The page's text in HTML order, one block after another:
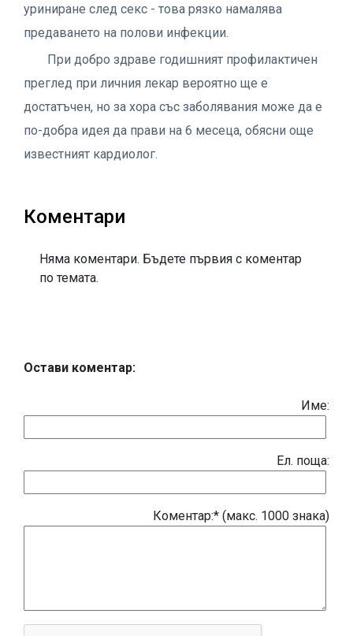
уриниране след секс - това рязко намалява
предаването на полови инфекции.
При добро здраве годишният профилактичен
преглед при личния лекар вероятно ще е
достатъчен, но за хора със заболявания може да е
по-добра идея да прави на 6 месеца, обясни още
известният кардиолог.
Коментари
Няма коментари. Бъдете първия с коментар
по темата.
Остави коментар:
Име:
Eл. поща:
Коментар:* (макс. 1000 знака)